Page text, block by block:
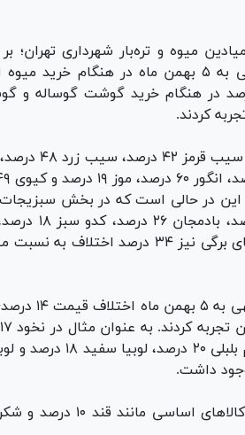
میوه و تره‌بار شهرداری تهران؛
آخرین گزارش بانک مرکزی شهروندان تهرانی در هفته منتهی به ۵ بهمن ماه در هنگام
۴۵ درصدی، در خرید سبزیجات اختلاف قیمت ۲۴ درصد در هنگام خرید گوشت
بر اساس این گزارش در بخش میوه به عنوان
در حالی است که در بخش سبزیجات
صورت میانگین در قیمت خیار ۱۷ درصد،
زمینی ۲۹ درصد، پیاز ۲۲ درصد، لوبیا سبز ۲۷ درصد و سبزی‌های برگی نیز ۳۴ درصد
همچنین شهروندان تهرانی در خرید
لپه ۳ درصد، عدس ۱۴ درصد، لوبیا چیتی ۱۲ درصد، لوبیا چشم